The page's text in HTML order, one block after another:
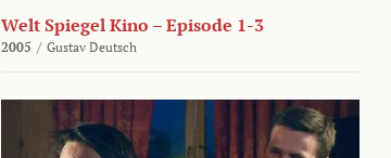
Welt Spiegel Kino – Episode 1-3
2005 / Gustav Deutsch